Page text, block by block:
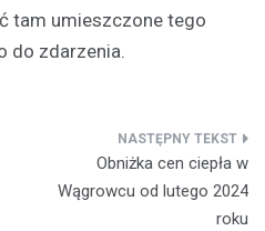
tam umieszczone tego
do zdarzenia.
Obniżka cen ciepła w
Wągrowcu od lutego 2024
roku